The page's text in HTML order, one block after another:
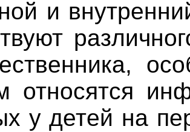
и
относятся
у детей на